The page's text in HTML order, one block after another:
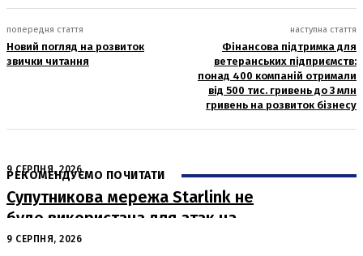
попередня стаття
Новий погляд на розвиток
звички читання
наступна стаття
Фінансова підтримка для
ветеранських підприємств:
понад 400 компаній отримали
від 500 тис. гривень до 3 млн
гривень на розвиток бізнесу
РЕКОМЕНДУЄМО ПОЧИТАТИ
9 СЕРПНЯ, 2026
Супутникова мережа Starlink не
буде використана для атак на
російські пускові установки
9 СЕРПНЯ, 2026